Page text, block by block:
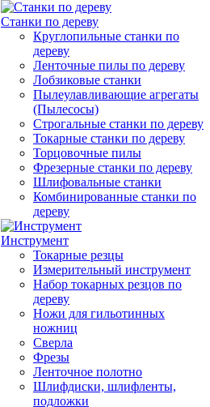
Станки по дереву
Круглопильные станки по
дереву
Ленточные пилы по дереву
Лобзиковые станки
Пылеулавливающие агрегаты
(Пылесосы)
Строгальные станки по дереву
Токарные станки по дереву
Торцовочные пилы
Фрезерные станки по дереву
Шлифовальные станки
Комбинированные станки по
дереву
Инструмент
Токарные резцы
Измерительный инструмент
Набор токарных резцов по
дереву
Ножи для гильотинных
ножниц
Сверла
Фрезы
Ленточное полотно
Шлифдиски, шлифленты,
подложки